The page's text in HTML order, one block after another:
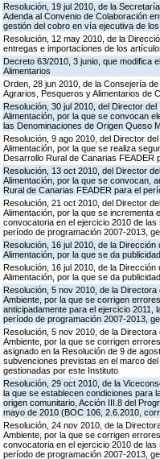
Resolución, 19 jul 2010, de la
Adenda al Convenio de Colaboración
gestión del cobro en vía ejecutiva de
Resolución, 12 may 2010, de la
entregas e importaciones de los
Decreto 63/2010, 3 junio, que modifica
Alimentarios
Orden, 28 jun 2010, de la Consejería
Agrarios, Pesqueros y Alimentarios de
Resolución, 30 jul 2010, del Director
Alimentación, por la que se convocan
las Denominaciones de Origen Queso
Resolución, 9 ago 2010, del Director
Alimentación, por la que se realiza
Desarrollo Rural de Canarias
Resolución, 13 oct 2010, del Director
Alimentación, por la que se convocan,
Rural de Canarias FEADER para el
Resolución, 21 oct 2010, del Director
Alimentación, por la que se incrementa
convocatoria en el ejercicio 2010 de
período de programación 2007-2013,
Resolución, 16 jul 2010, de la
Alimentación, por la que se da
Resolución, 16 jul 2010, de la
Alimentación, por la que se da
Resolución, 5 nov 2010, de la
Ambiente, por la que se corrigen
anticipadamente para el ejercicio
período de programación 2007-2013,
Resolución, 5 nov 2010, de la
Ambiente, por la que se corrigen
asignado en la Resolución de 9 de
subvenciones previstas en el marco
gestionadas por este Instituto
Resolución, 29 oct 2010, de la
la que se establecen condiciones para
origen comunitario, Acción III.8 del
mayo de 2010 (BOC 106, 2.6.2010,
Resolución, 24 nov 2010, de la
Ambiente, por la que se corrigen
convocatoria en el ejercicio 2010 de
período de programación 2007-2013,